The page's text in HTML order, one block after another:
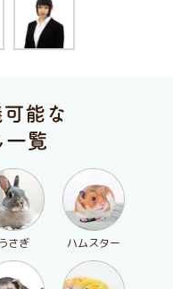
うさぎ ハムスター